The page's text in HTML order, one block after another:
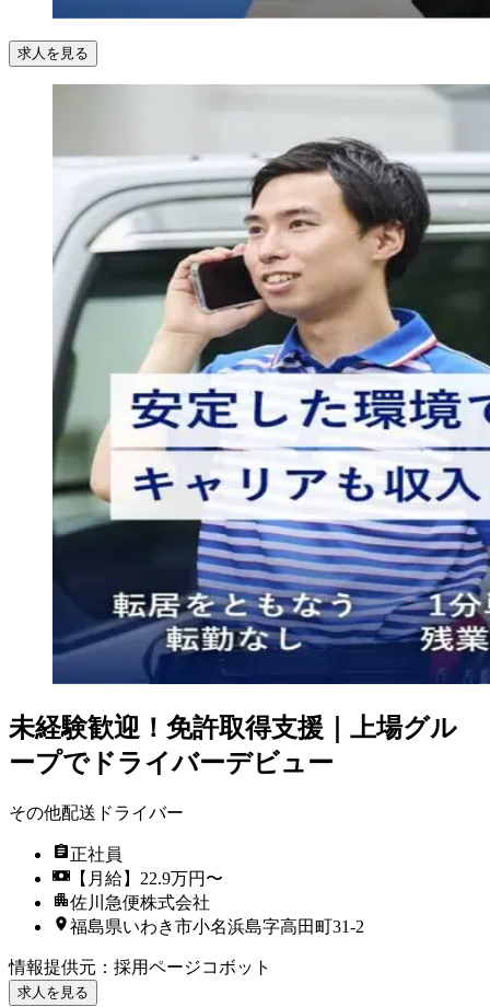
求人を見る
未経験歓迎！免許取得支援｜上場グル
ープでドライバーデビュー
その他配送ドライバー
正社員
【月給】22.9万円〜
佐川急便株式会社
福島県いわき市小名浜島字高田町31-2
情報提供元 ： 採用ページコボット
求人を見る